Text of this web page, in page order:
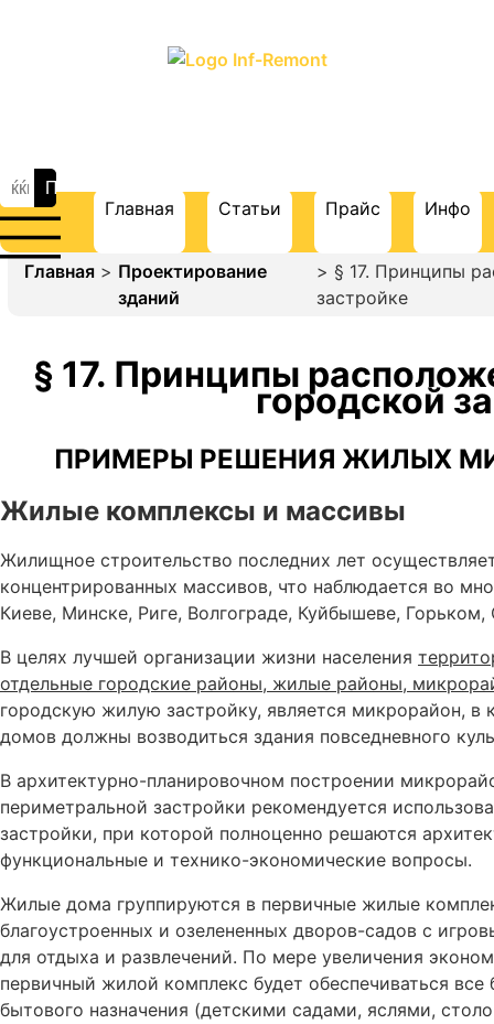
Главная Статьи Прайс Инфо
Главная > Проектирование
зданий
> § 17. Принципы
застройке
§ 17. Принципы
городской
ПРИМЕРЫ РЕШЕНИЯ ЖИЛЫХ
Жилые комплексы и массивы
Жилищное строительство последних лет
концентрированных массивов, что наблюдается во
Киеве, Минске, Риге, Волгограде, Куйбышеве,
В целях лучшей организации жизни населения
отдельные городские районы, жилые районы,
городскую жилую застройку, является микрорайон,
домов должны возводиться здания повседневного
В архитектурно-планировочном построении
периметральной застройки рекомендуется
застройки, при которой полноценно решаются
функциональные и технико-экономические вопросы.
Жилые дома группируются в первичные жилые
благоустроенных и озелененных дворов-садов с
для отдыха и развлечений. По мере увеличения
первичный жилой комплекс будет обеспечиваться
бытового назначения (детскими садами, яслями,